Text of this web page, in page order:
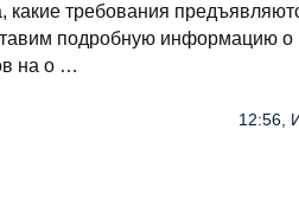
какие требования
подробную информацию о
на о …
12:56,